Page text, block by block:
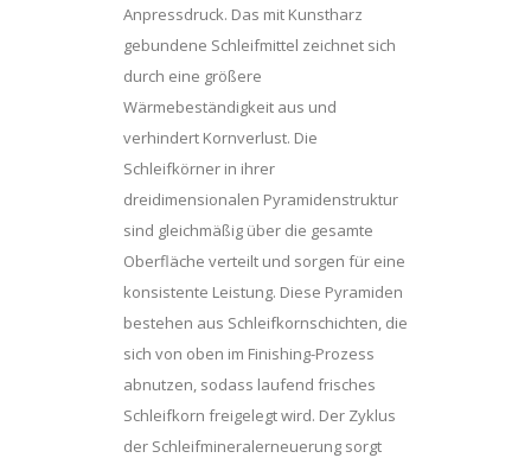
Anpressdruck. Das mit Kunstharz
gebundene Schleifmittel zeichnet sich
durch eine größere
Wärmebeständigkeit aus und
verhindert Kornverlust. Die
Schleifkörner in ihrer
dreidimensionalen Pyramidenstruktur
sind gleichmäßig über die gesamte
Oberfläche verteilt und sorgen für eine
konsistente Leistung. Diese Pyramiden
bestehen aus Schleifkornschichten, die
sich von oben im Finishing-Prozess
abnutzen, sodass laufend frisches
Schleifkorn freigelegt wird. Der Zyklus
der Schleifmineralerneuerung sorgt